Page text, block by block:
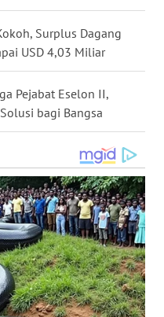
Surplus Dagang
USD 4,03 Miliar
Pejabat Eselon II,
bagi Bangsa